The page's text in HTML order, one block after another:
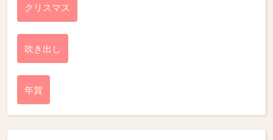
クリスマス
吹き出し
年賀